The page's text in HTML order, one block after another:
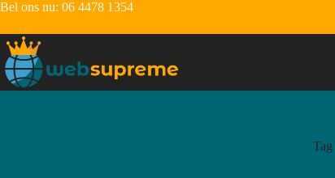
Bel ons nu: 06 4478 1354
Tag